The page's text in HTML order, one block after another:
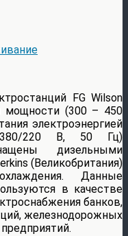
FG Wilson
мощности (300 – 450
электроэнергией
(380/220 В, 50 Гц)
дизельными
(Великобритания)
Данные
в качестве
банков,
железнодорожных